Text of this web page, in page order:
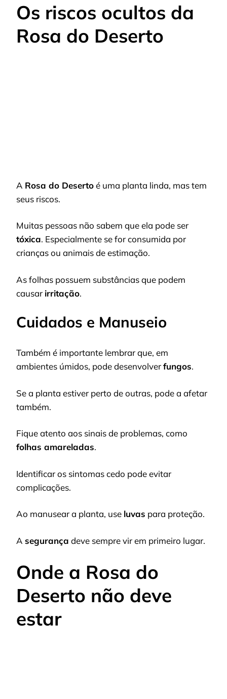
Os riscos ocultos da
Rosa do Deserto
A Rosa do Desertoé uma planta linda, mas tem
seus riscos.
Muitas pessoas não sabem que ela pode ser
tóxica. Especialmente se for consumida por
crianças ou animais de estimação.
As folhas possuem substâncias que podem
causar irritação.
Cuidados e Manuseio
Também é importante lembrar que, em
ambientes úmidos, pode desenvolverfungos.
Se a planta estiver perto de outras, pode a afetar
também.
Fique atento aos sinais de problemas, como
folhas amareladas.
Identificar os sintomas cedo pode evitar
complicações.
Ao manusear a planta, use luvas para proteção.
A segurança deve sempre vir em primeiro lugar.
Onde a Rosa do
Deserto não deve
estar